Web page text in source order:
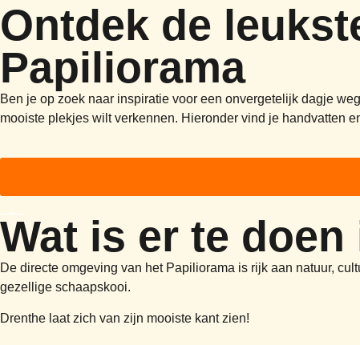
Ontdek de
Papiliorama
Ben je op zoek naar inspiratie voor een onvergetelijk dagje
mooiste plekjes wilt verkennen. Hieronder vind je handvatten
Wat is er te
De directe omgeving van het Papiliorama is rijk aan natuur,
gezellige schaapskooi.
Drenthe laat zich van zijn mooiste kant zien!